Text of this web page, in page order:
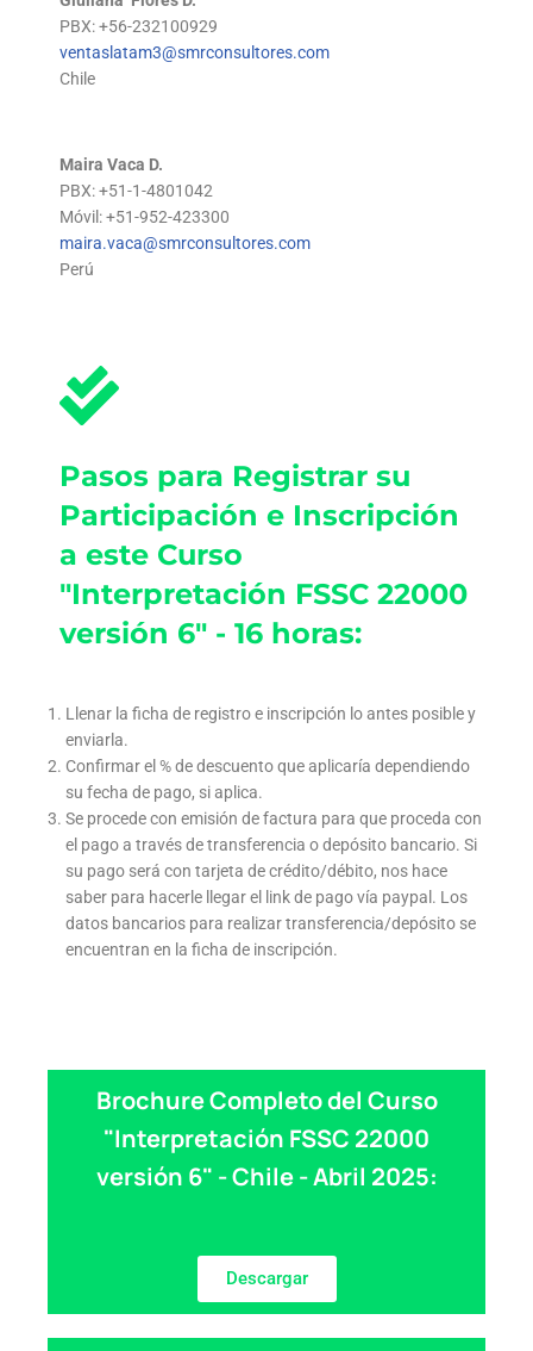
PBX: +56-232100929
ventaslatam3@smrconsultores.com
Chile
Maira Vaca D.
PBX: +51-1-4801042
Móvil: +51-952-423300
maira.vaca@smrconsultores.com
Perú
Pasos para Registrar su
Participación e Inscripción
a este Curso
"Interpretación FSSC 22000
versión 6" - 16 horas:
Llenar la ficha de registro e inscripción lo antes posible y
enviarla.
Confirmar el % de descuento que aplicaría dependiendo
su fecha de pago, si aplica.
Se procede con emisión de factura para que proceda con
el pago a través de transferencia o depósito bancario. Si
su pago será con tarjeta de crédito/débito, nos hace
saber para hacerle llegar el link de pago vía paypal. Los
datos bancarios para realizar transferencia/depósito se
encuentran en la ficha de inscripción.
Brochure Completo del Curso
"Interpretación FSSC 22000
versión 6" - Chile - Abril 2025:
Descargar